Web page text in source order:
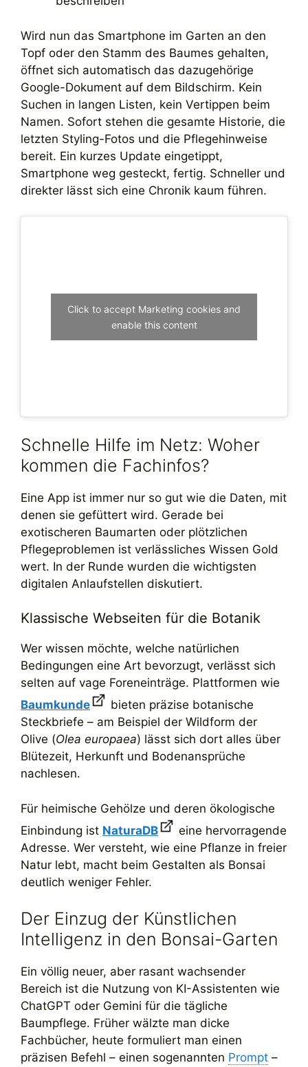
Wird nun das Smartphone im Garten an den
Topf oder den Stamm des Baumes gehalten,
öffnet sich automatisch das dazugehörige
Google-Dokument auf dem Bildschirm. Kein
Suchen in langen Listen, kein Vertippen beim
Namen. Sofort stehen die gesamte Historie, die
letzten Styling-Fotos und die Pflegehinweise
bereit. Ein kurzes Update eingetippt,
Smartphone weg gesteckt, fertig. Schneller und
direkter lässt sich eine Chronik kaum führen.
Click to accept Marketing cookies and
enable this content
Schnelle Hilfe im Netz: Woher
kommen die Fachinfos?
Eine App ist immer nur so gut wie die Daten, mit
denen sie gefüttert wird. Gerade bei
exotischeren Baumarten oder plötzlichen
Pflegeproblemen ist verlässliches Wissen Gold
wert. In der Runde wurden die wichtigsten
digitalen Anlaufstellen diskutiert.
Klassische Webseiten für die Botanik
Wer wissen möchte, welche natürlichen
Bedingungen eine Art bevorzugt, verlässt sich
selten auf vage Foreneinträge. Plattformen wie
Baumkunde
bieten präzise botanische
Steckbriefe – am Beispiel der Wildform der
Olive (Olea europaea) lässt sich dort alles über
Blütezeit, Herkunft und Bodenansprüche
nachlesen.
Für heimische Gehölze und deren ökologische
Einbindung ist NaturaDB
eine hervorragende
Adresse. Wer versteht, wie eine Pflanze in freier
Natur lebt, macht beim Gestalten als Bonsai
deutlich weniger Fehler.
Der Einzug der Künstlichen
Intelligenz in den Bonsai-Garten
Ein völlig neuer, aber rasant wachsender
Bereich ist die Nutzung von KI-Assistenten wie
ChatGPT oder Gemini für die tägliche
Baumpflege. Früher wälzte man dicke
Fachbücher, heute formuliert man einen
präzisen Befehl – einen sogenannten Prompt –